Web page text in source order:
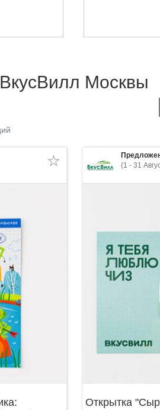
Москвы
(1 - 31
Открытка